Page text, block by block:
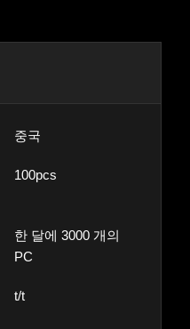
중국
100pcs
한 달에 3000 개의
PC
t/t